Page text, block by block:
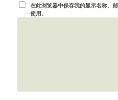
在此浏览器中保存我的显示名称、
使用。